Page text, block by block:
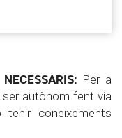
Per a
autònom fent via
coneixements